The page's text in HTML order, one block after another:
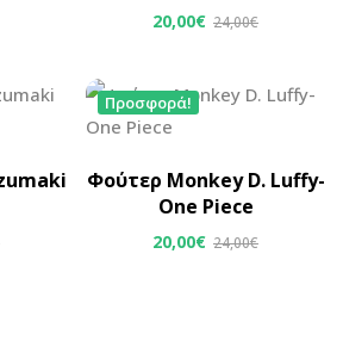
20,00€ 24,00€
Προσφορά!
Φούτερ Monkey D. Luffy-
One Piece
20,00€ 24,00€